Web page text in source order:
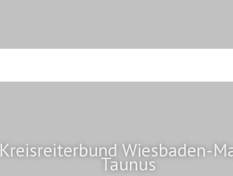
Kreisreiterbund Wiesbaden-
Taunus